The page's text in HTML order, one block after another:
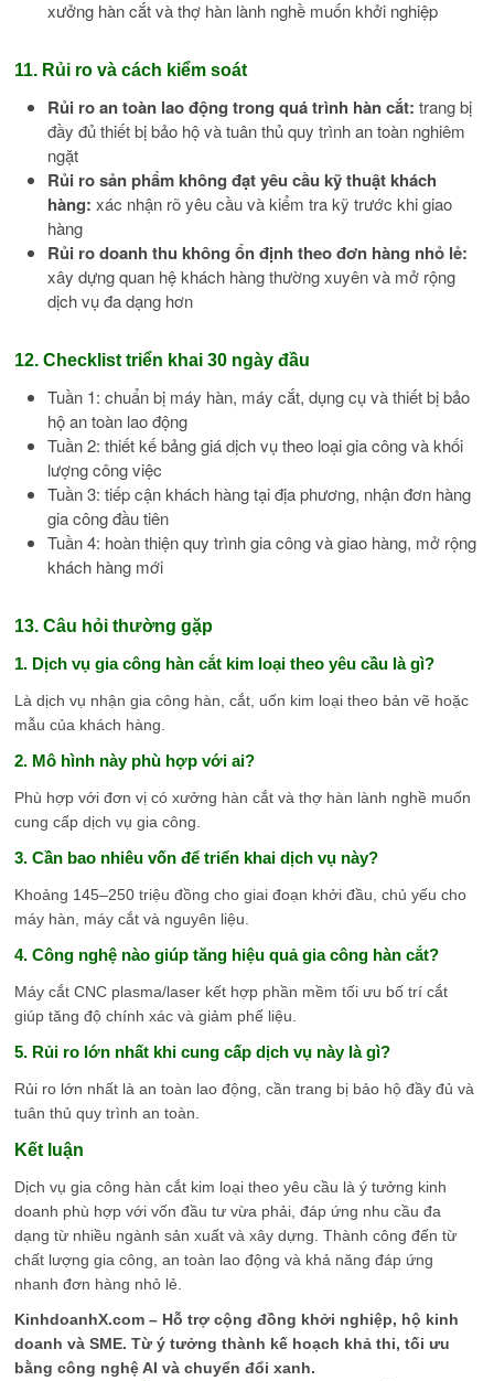
xưởng hàn cắt và thợ hàn lành nghề muốn khởi nghiệp
11. Rủi ro và cách kiểm soát
Rủi ro an toàn lao động trong quá trình hàn cắt: trang bị
đầy đủ thiết bị bảo hộ và tuân thủ quy trình an toàn nghiêm
ngặt
Rủi ro sản phẩm không đạt yêu cầu kỹ thuật khách
hàng: xác nhận rõ yêu cầu và kiểm tra kỹ trước khi giao
hàng
Rủi ro doanh thu không ổn định theo đơn hàng nhỏ lẻ:
xây dựng quan hệ khách hàng thường xuyên và mở rộng
dịch vụ đa dạng hơn
12. Checklist triển khai 30 ngày đầu
Tuần 1: chuẩn bị máy hàn, máy cắt, dụng cụ và thiết bị bảo
hộ an toàn lao động
Tuần 2: thiết kế bảng giá dịch vụ theo loại gia công và khối
lượng công việc
Tuần 3: tiếp cận khách hàng tại địa phương, nhận đơn hàng
gia công đầu tiên
Tuần 4: hoàn thiện quy trình gia công và giao hàng, mở rộng
khách hàng mới
13. Câu hỏi thường gặp
1. Dịch vụ gia công hàn cắt kim loại theo yêu cầu là gì?
Là dịch vụ nhận gia công hàn, cắt, uốn kim loại theo bản vẽ hoặc
mẫu của khách hàng.
2. Mô hình này phù hợp với ai?
Phù hợp với đơn vị có xưởng hàn cắt và thợ hàn lành nghề muốn
cung cấp dịch vụ gia công.
3. Cần bao nhiêu vốn để triển khai dịch vụ này?
Khoảng 145–250 triệu đồng cho giai đoạn khởi đầu, chủ yếu cho
máy hàn, máy cắt và nguyên liệu.
4. Công nghệ nào giúp tăng hiệu quả gia công hàn cắt?
Máy cắt CNC plasma/laser kết hợp phần mềm tối ưu bố trí cắt
giúp tăng độ chính xác và giảm phế liệu.
5. Rủi ro lớn nhất khi cung cấp dịch vụ này là gì?
Rủi ro lớn nhất là an toàn lao động, cần trang bị bảo hộ đầy đủ và
tuân thủ quy trình an toàn.
Kết luận
Dịch vụ gia công hàn cắt kim loại theo yêu cầu là ý tưởng kinh
doanh phù hợp với vốn đầu tư vừa phải, đáp ứng nhu cầu đa
dạng từ nhiều ngành sản xuất và xây dựng. Thành công đến từ
chất lượng gia công, an toàn lao động và khả năng đáp ứng
nhanh đơn hàng nhỏ lẻ.
KinhdoanhX.com – Hỗ trợ cộng đồng khởi nghiệp, hộ kinh
doanh và SME. Từ ý tưởng thành kế hoạch khả thi, tối ưu
bằng công nghệ AI và chuyển đổi xanh.